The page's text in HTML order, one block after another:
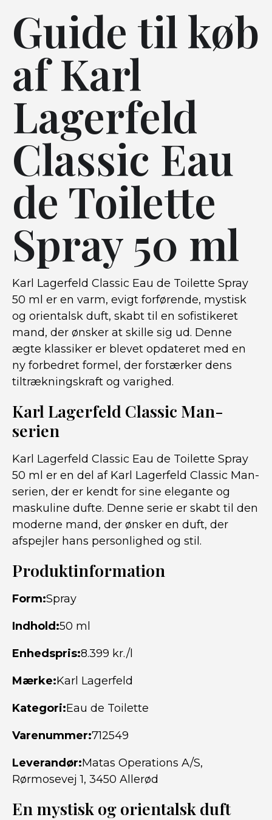
Guide til køb
af Karl
Lagerfeld
Classic Eau
de Toilette
Spray 50 ml
Karl Lagerfeld Classic Eau de Toilette Spray
50 ml er en varm, evigt forførende, mystisk
og orientalsk duft, skabt til en sofistikeret
mand, der ønsker at skille sig ud. Denne
ægte klassiker er blevet opdateret med en
ny forbedret formel, der forstærker dens
tiltrækningskraft og varighed.
Karl Lagerfeld Classic Man-
serien
Karl Lagerfeld Classic Eau de Toilette Spray
50 ml er en del af Karl Lagerfeld Classic Man-
serien, der er kendt for sine elegante og
maskuline dufte. Denne serie er skabt til den
moderne mand, der ønsker en duft, der
afspejler hans personlighed og stil.
Produktinformation
Form:Spray
Indhold:50 ml
Enhedspris:8.399 kr./l
Mærke:Karl Lagerfeld
Kategori:Eau de Toilette
Varenummer:712549
Leverandør:Matas Operations A/S,
Rørmosevej 1, 3450 Allerød
En mystisk og orientalsk duft